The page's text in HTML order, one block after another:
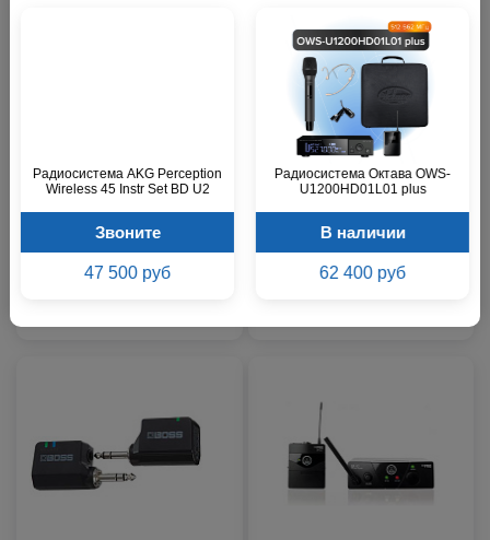
Радиосистема AKG Perception
Wireless 45 Instr Set BD U2
Звоните
47 500 руб
Радиосистема Октава OWS-
U1200HD01L01 plus
В наличии
62 400 руб
Радиосистема AKG WMS40
Mini Instrumental Set BD
US45C
Звоните
Радиосистема BOSS WL-20L
Звоните